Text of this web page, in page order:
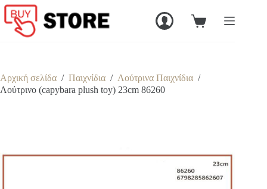
Μετάβαση
στο
περιεχόμενο
Καλάθι
Αρχική σελίδα / Παιχνίδια / Λούτρινα Παιχνίδια /
Λούτρινο (capybara plush toy) 23cm 86260